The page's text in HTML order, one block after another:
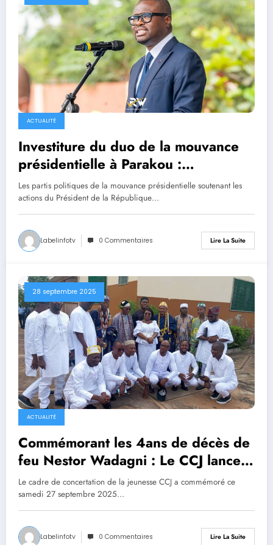
ACTUALITÉ
Investiture du duo de la mouvance
présidentielle à Parakou :
L’intégralité du discours du candidat
Romuald Wadagni
Les partis politiques de la mouvance présidentielle soutenant les
actions du Président de la République…
Labelinfotv 0 Commentaires Lire La Suite
28 septembre 2025
ACTUALITÉ
Commémorant les 4ans de décès de
feu Nestor Wadagni : Le CCJ lance
depuis Zagnanado un appel à la
jeunesse pour la victoire de la
mouvance en 2026
Le cadre de concertation de la jeunesse CCJ a commémoré ce
samedi 27 septembre 2025…
Labelinfotv 0 Commentaires Lire La Suite